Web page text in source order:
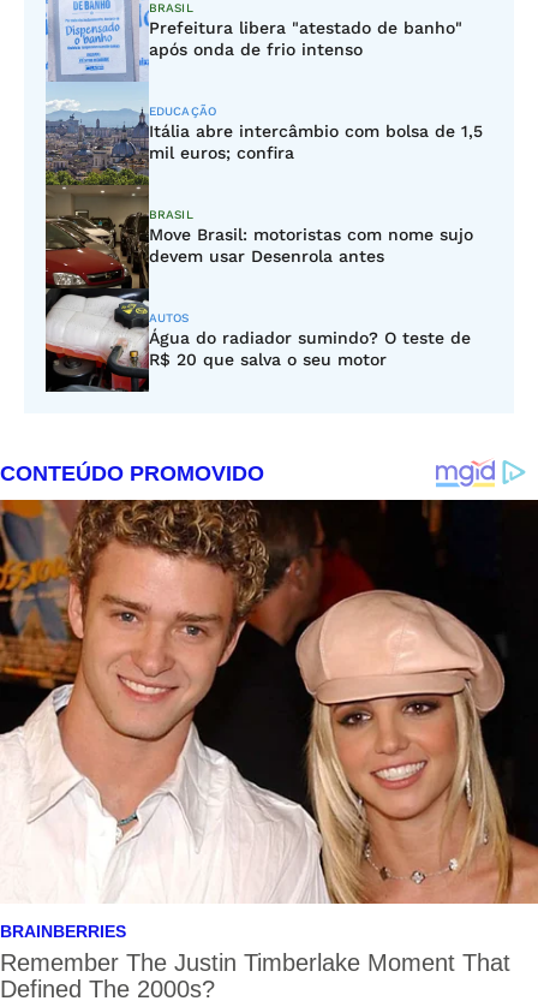
BRASIL
Prefeitura libera "atestado de banho"
após onda de frio intenso
EDUCAÇÃO
Itália abre intercâmbio com bolsa de 1,5
mil euros; confira
BRASIL
Move Brasil: motoristas com nome sujo
devem usar Desenrola antes
AUTOS
Água do radiador sumindo? O teste de
R$ 20 que salva o seu motor